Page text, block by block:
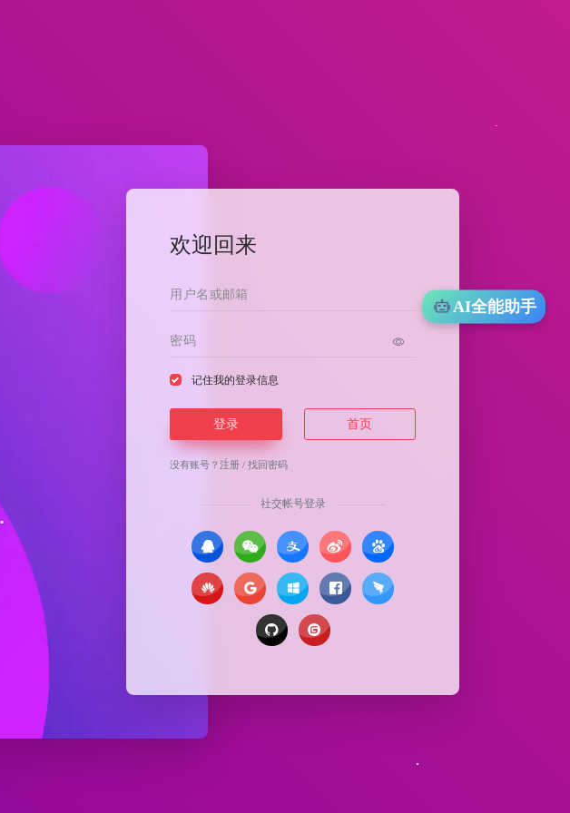
欢迎回来
记住我的登录信息
登录 首页
没有账号？注册 /找回密码
社交帐号登录
AI全能助手